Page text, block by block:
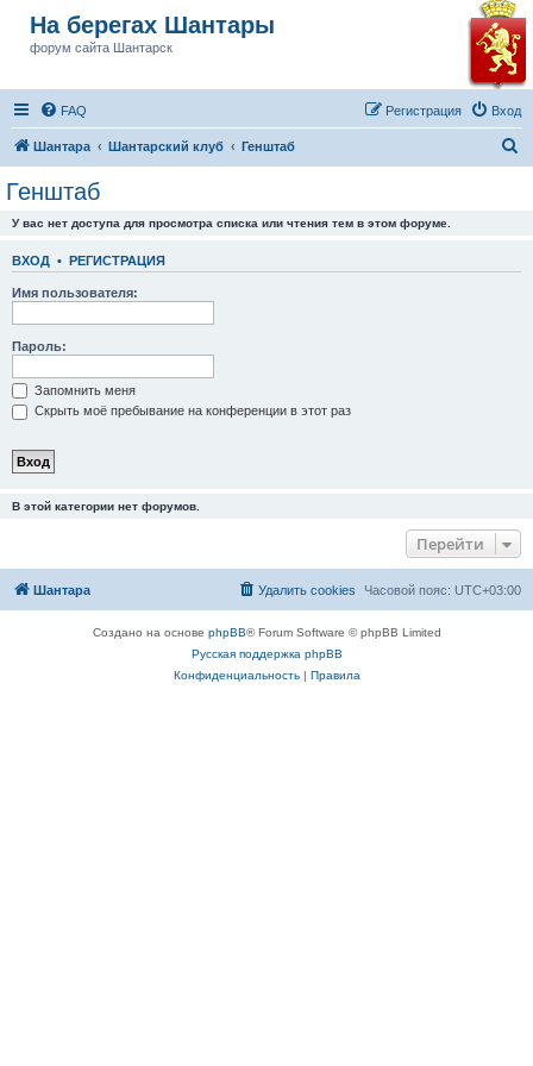
На берегах Шантары
форум сайта Шантарск
FAQ Вход
Регистрация
Шантара Шантарский клуб Генштаб
Генштаб
У вас нет доступа для просмотра списка или чтения тем в этом форуме.
ВХОД • РЕГИСТРАЦИЯ
Имя пользователя:
Пароль:
Запомнить меня
Скрыть моё пребывание на конференции в этот раз
В этой категории нет форумов.
Перейти
Шантара Часовой пояс: UTC+03:00
Удалить cookies
Создано на основе phpBB® Forum Software © phpBB Limited
Русская поддержка phpBB
Конфиденциальность| Правила